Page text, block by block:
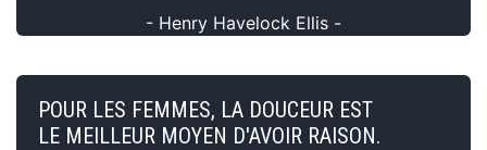
- Henry Havelock Ellis -
POUR LES FEMMES, LA DOUCEUR EST
LE MEILLEUR MOYEN D'AVOIR RAISON.